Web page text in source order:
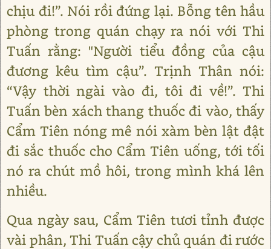
chịu đi!”. Nói rồi đứng lại. Bỗng tên hầu
phòng trong quán chạy ra nói với Thi
Tuấn rằng: "Người tiểu đồng của cậu
đương kêu tìm cậu”. Trịnh Thân nói:
“Vậy thời ngài vào đi, tôi đi về!”. Thi
Tuấn bèn xách thang thuốc đi vào, thấy
Cẩm Tiên nóng mê nói xàm bèn lật đật
đi sắc thuốc cho Cẩm Tiên uống, tới tối
nó ra chút mồ hôi, trong mình khá lên
nhiều.
Qua ngày sau, Cẩm Tiên tươi tỉnh được
vài phân, Thi Tuấn cậy chủ quán đi rước